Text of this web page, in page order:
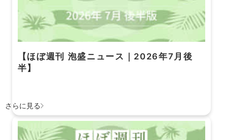
【ほぼ週刊 泡盛ニュース｜2026年7月後
半】
さらに見る